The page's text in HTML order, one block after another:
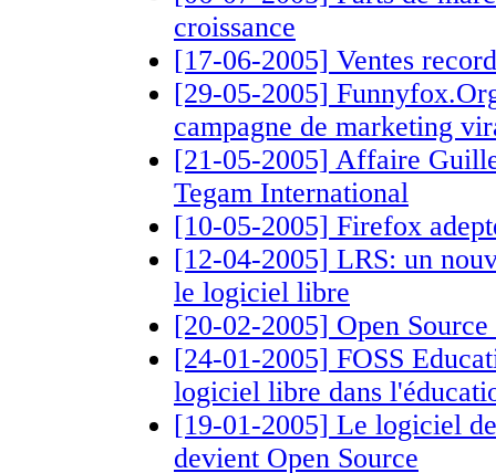
croissance
[17-06-2005] Ventes
[29-05-2005]
campagne de marketing
[21-05-2005] Affaire
Tegam International
[10-05-2005] Firefox
[12-04-2005] LRS: un
le logiciel libre
[20-02-2005] Open
[24-01-2005] FOSS
logiciel libre dans
[19-01-2005] Le logiciel
devient Open Source